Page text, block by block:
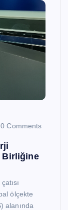
0 Comments
Birliğine
ölçekte
alanında